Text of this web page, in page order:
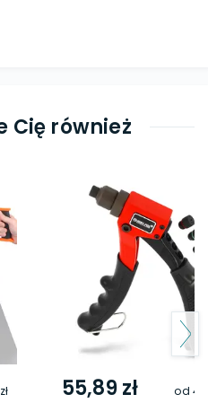
Cię również
55,89 zł od